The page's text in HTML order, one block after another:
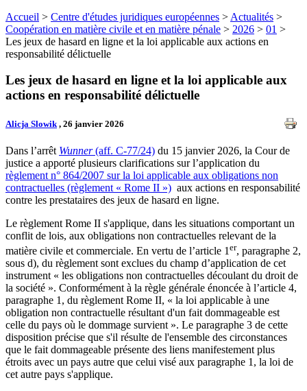
Accueil > Centre d'études juridiques européennes > Actualités >
Coopération en matière civile et en matière pénale > 2026 > 01 >
Les jeux de hasard en ligne et la loi applicable aux actions en
responsabilité délictuelle
Les jeux de hasard en ligne et la loi applicable aux
actions en responsabilité délictuelle
Alicja Slowik , 26 janvier 2026
Dans l’arrêt Wunner(aff. C-77/24) du 15 janvier 2026, la Cour de
justice a apporté plusieurs clarifications sur l’application du
règlement n° 864/2007 sur la loi applicable aux obligations non
contractuelles (règlement « Rome II ») aux actions en responsabilité
contre les prestataires des jeux de hasard en ligne.
Le règlement Rome II s'applique, dans les situations comportant un
conflit de lois, aux obligations non contractuelles relevant de la
matière civile et commerciale. En vertu de l’article 1 er, paragraphe 2,
sous d), du règlement sont exclues du champ d’application de cet
instrument « les obligations non contractuelles découlant du droit de
la société ». Conformément à la règle générale énoncée à l’article 4,
paragraphe 1, du règlement Rome II, « la loi applicable à une
obligation non contractuelle résultant d'un fait dommageable est
celle du pays où le dommage survient ». Le paragraphe 3 de cette
disposition précise que s'il résulte de l'ensemble des circonstances
que le fait dommageable présente des liens manifestement plus
étroits avec un pays autre que celui visé aux paragraphe 1, la loi de
cet autre pays s'applique.